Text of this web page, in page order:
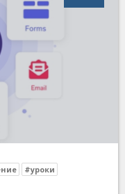
#уроки